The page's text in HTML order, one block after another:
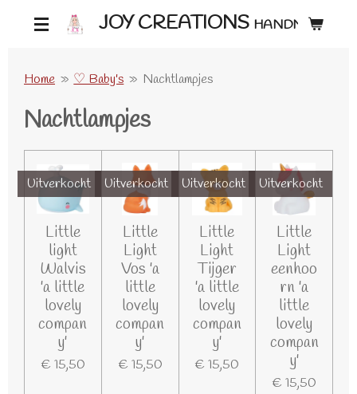
hoofdinhoud
JOY CREATIONS HANDMADE ♡
Home » ♡ Baby's » Nachtlampjes
Nachtlampjes
Uitverkocht
Little
light
Walvis
'a little
lovely
compan
y'
€ 15,50
Uitverkocht
Little
Light
Vos 'a
little
lovely
compan
y'
€ 15,50
Uitverkocht
Little
Light
Tijger
'a little
lovely
compan
y'
€ 15,50
Uitverkocht
Little
Light
eenhoo
rn 'a
little
lovely
compan
y'
€ 15,50